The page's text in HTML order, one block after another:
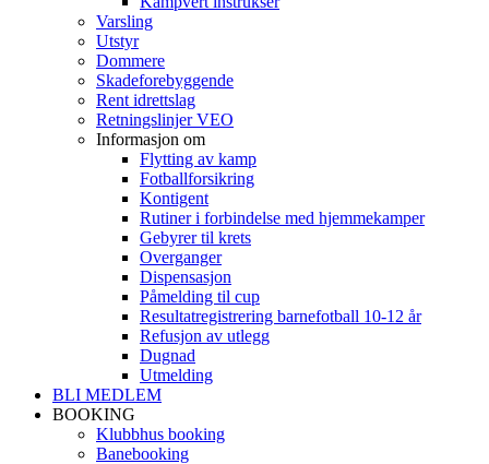
Varsling
Utstyr
Dommere
Skadeforebyggende
Rent idrettslag
Retningslinjer VEO
Informasjon om
Flytting av kamp
Fotballforsikring
Kontigent
Rutiner i forbindelse med hjemmekamper
Gebyrer til krets
Overganger
Dispensasjon
Påmelding til cup
Resultatregistrering barnefotball 10-12 år
Refusjon av utlegg
Dugnad
Utmelding
BLI MEDLEM
BOOKING
Klubbhus booking
Banebooking